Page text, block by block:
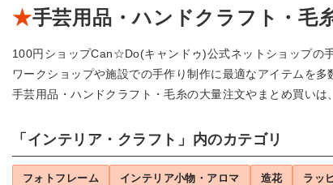
手芸用品・ハンドクラフト・毛
100円ショップCan☆Do(キャンドゥ)公式ネットショップの
ワークショップや施設での手作り制作に最適なアイテムを多
手芸用品・ハンドクラフト・毛糸の大量注文やまとめ買い
「インテリア・クラフト」内のカテゴリ
フォトフレーム インテリア小物・アロマ 造花 ラッ